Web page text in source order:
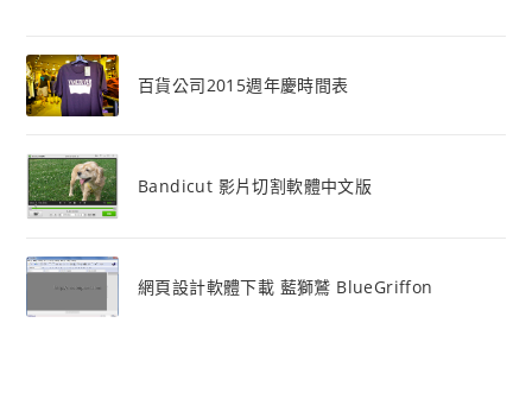
百貨公司2015週年慶時間表
Bandicut 影片切割軟體中文版
網頁設計軟體下載 藍獅鷲 BlueGriffon